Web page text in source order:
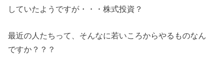
していたようですが・・・株式投資？
最近の人たちって、そんなに若いころからやるものなん
ですか？？？